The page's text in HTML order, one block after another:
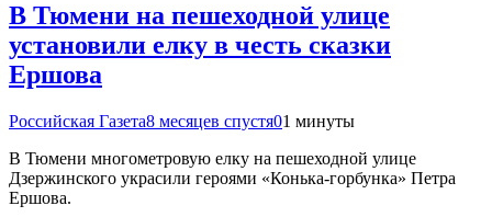
В Тюмени на пешеходной улице
установили елку в честь сказки
Ершова
Российская Газета8 месяцев спустя01 минуты
В Тюмени многометровую елку на пешеходной улице
Дзержинского украсили героями «Конька-горбунка» Петра
Ершова.